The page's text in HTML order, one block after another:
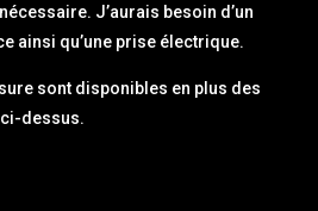
J’aurais besoin d’un
ainsi qu’une prise électrique.
sont disponibles en plus des
dessus.